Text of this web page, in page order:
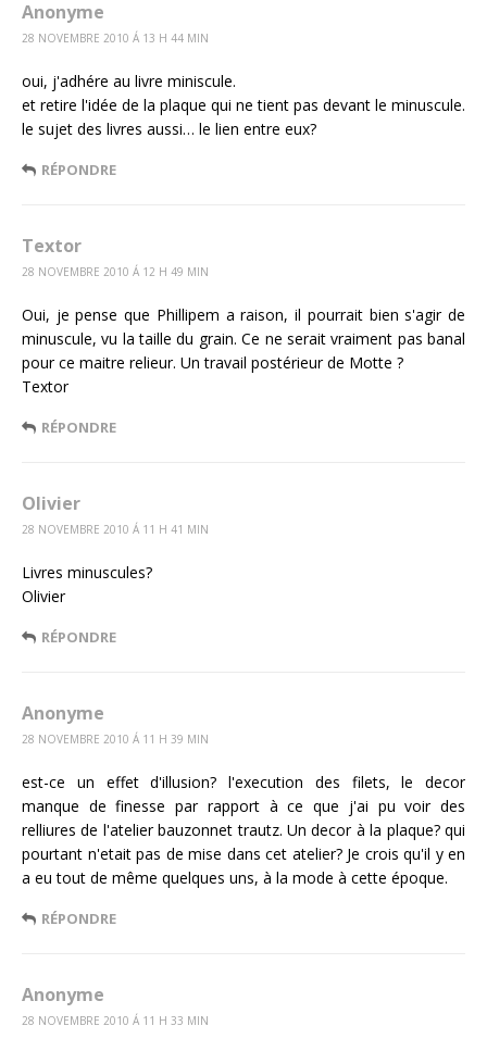
Anonyme
28 NOVEMBRE 2010 Á 13 H 44 MIN
oui, j'adhére au livre miniscule.
et retire l'idée de la plaque qui ne tient pas devant le minuscule.
le sujet des livres aussi… le lien entre eux?
RÉPONDRE
Textor
28 NOVEMBRE 2010 Á 12 H 49 MIN
Oui, je pense que Phillipem a raison, il pourrait bien s'agir de
minuscule, vu la taille du grain. Ce ne serait vraiment pas banal
pour ce maitre relieur. Un travail postérieur de Motte ?
Textor
RÉPONDRE
Olivier
28 NOVEMBRE 2010 Á 11 H 41 MIN
Livres minuscules?
Olivier
RÉPONDRE
Anonyme
28 NOVEMBRE 2010 Á 11 H 39 MIN
est-ce un effet d'illusion? l'execution des filets, le decor
manque de finesse par rapport à ce que j'ai pu voir des
relliures de l'atelier bauzonnet trautz. Un decor à la plaque? qui
pourtant n'etait pas de mise dans cet atelier? Je crois qu'il y en
a eu tout de même quelques uns, à la mode à cette époque.
RÉPONDRE
Anonyme
28 NOVEMBRE 2010 Á 11 H 33 MIN